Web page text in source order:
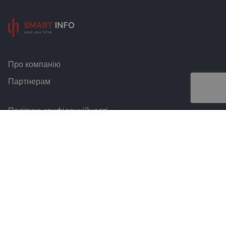
Про компанію
Партнерам
Політика конфіденційності